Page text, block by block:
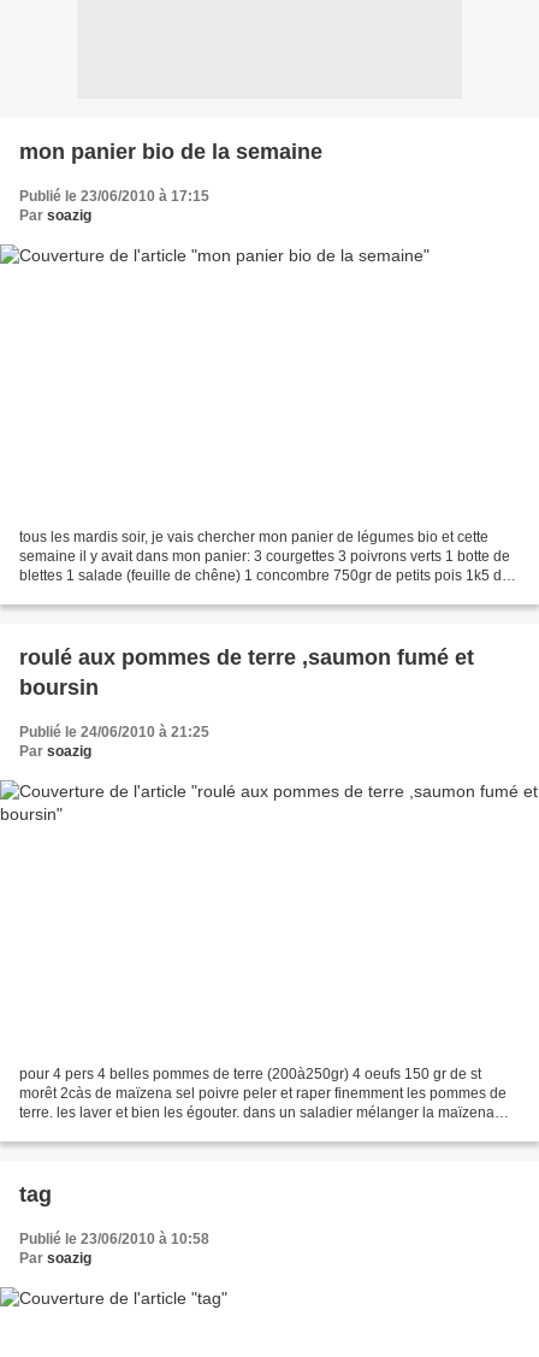
mon panier bio de la semaine
Publié le 23/06/2010 à 17:15
Par soazig
tous les mardis soir, je vais chercher mon panier de légumes bio et cette
semaine il y avait dans mon panier: 3 courgettes 3 poivrons verts 1 botte de
blettes 1 salade (feuille de chêne) 1 concombre 750gr de petits pois 1k5 de
roulé aux pommes de terre ,saumon fumé et
boursin
Publié le 24/06/2010 à 21:25
Par soazig
pour 4 pers 4 belles pommes de terre (200à250gr) 4 oeufs 150 gr de st
morêt 2càs de maïzena sel poivre peler et raper finemment les pommes de
terre. les laver et bien les égouter. dans un saladier mélanger la maïzena
tag
Publié le 23/06/2010 à 10:58
Par soazig